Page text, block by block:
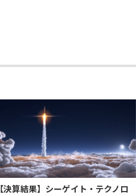
【決算結果】シーゲイト・テクノロ